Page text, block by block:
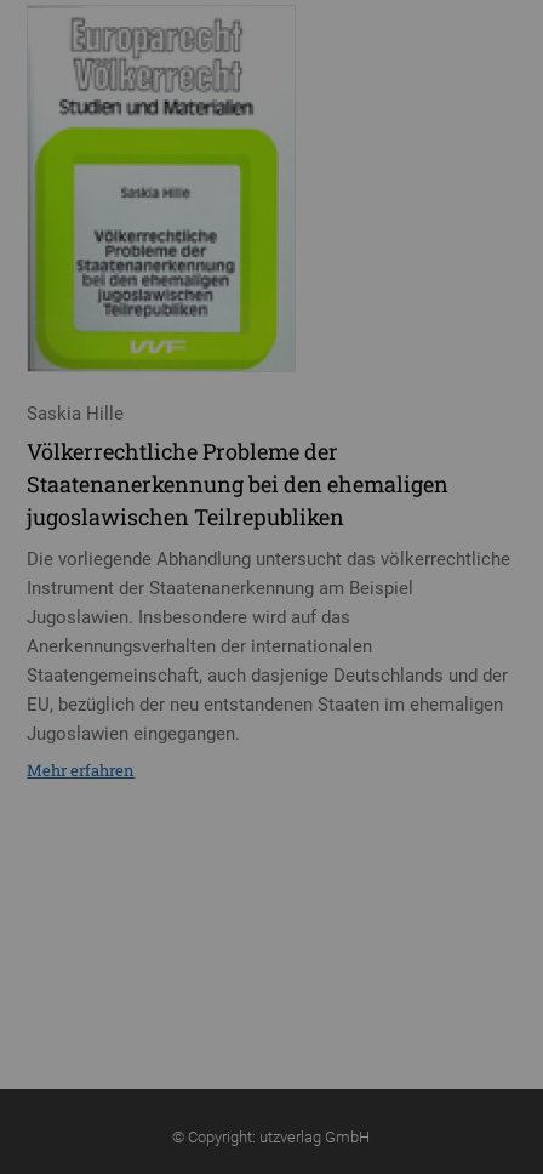
Saskia Hille
Völkerrechtliche Probleme der
Staatenanerkennung bei den ehemaligen
jugoslawischen Teilrepubliken
Die vorliegende Abhandlung untersucht das völkerrechtliche
Instrument der Staatenanerkennung am Beispiel
Jugoslawien. Insbesondere wird auf das
Anerkennungsverhalten der internationalen
Staatengemeinschaft, auch dasjenige Deutschlands und der
EU, bezüglich der neu entstandenen Staaten im ehemaligen
Jugoslawien eingegangen.
Mehr erfahren
© Copyright: utzverlag GmbH